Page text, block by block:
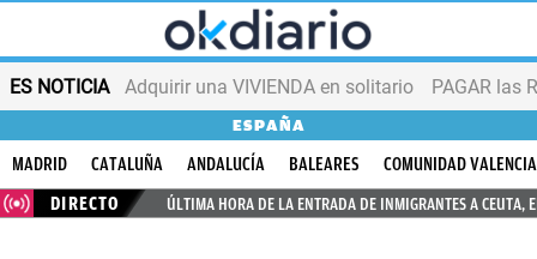
ES NOTICIA Adquirir una VIVIENDA en solitario PAGAR las
ESPAÑA
MADRID CATALUÑA ANDALUCÍA BALEARES
COMUNIDAD
DIRECTO
ÚLTIMA HORA DE LA ENTRADA DE INMIGRANTES A CEUTA,